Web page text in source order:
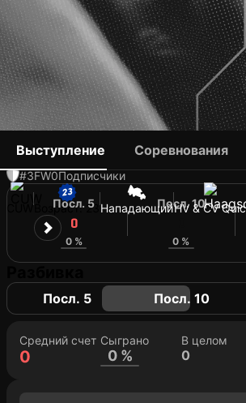
SIDNEY
#3FW0Подписчики
Возраст: 23 НападающийHV & CV
Выступление Соревнования
Посл. 5
0
0 %
Посл. 10
0 %
Посл. 5 Посл. 10
Средний счет
0
Сыграно
0 %
В целом
0